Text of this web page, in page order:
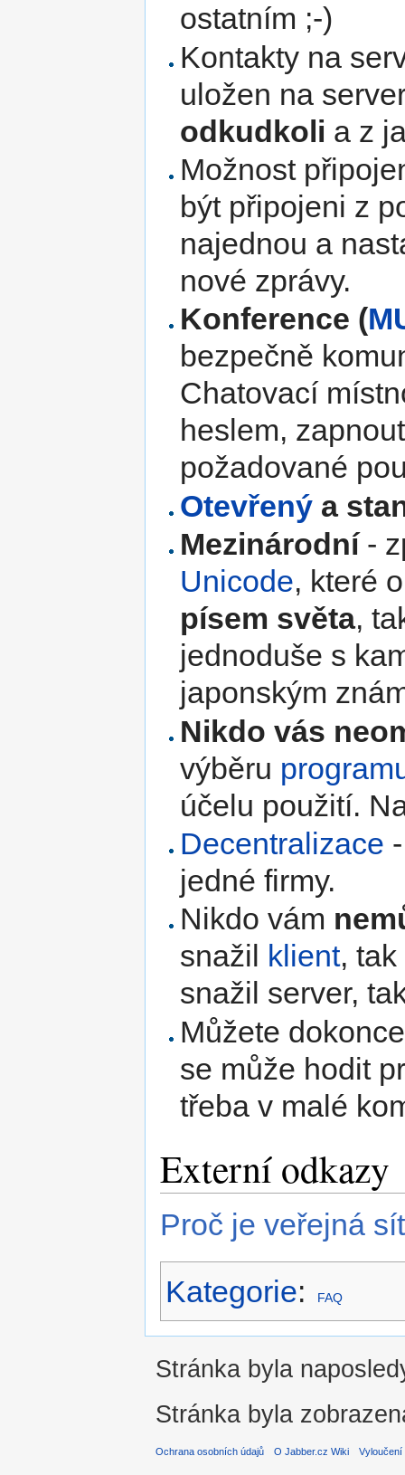
ostatním ;-)
Kontakty na
uložen na
odkudkoli a z
Možnost
být připojeni z
najednou a
nové zprávy.
Konference (
bezpečně
Chatovací
heslem,
požadované
Otevřený a
Mezinárodní-
Unicode, které
písem světa,
jednoduše s
japonským
Nikdo vás
výběru
účelu použití.
Decentralizace
jedné firmy.
Nikdo vám
snažil
klient,
snažil server,
Můžete
se může hodit
třeba v malé
Externí odkazy
Proč je veřejná
Kategorie: FAQ
Stránka byla
Stránka byla
Ochrana osobních údajů O Jabber.cz Wiki Vyloučení